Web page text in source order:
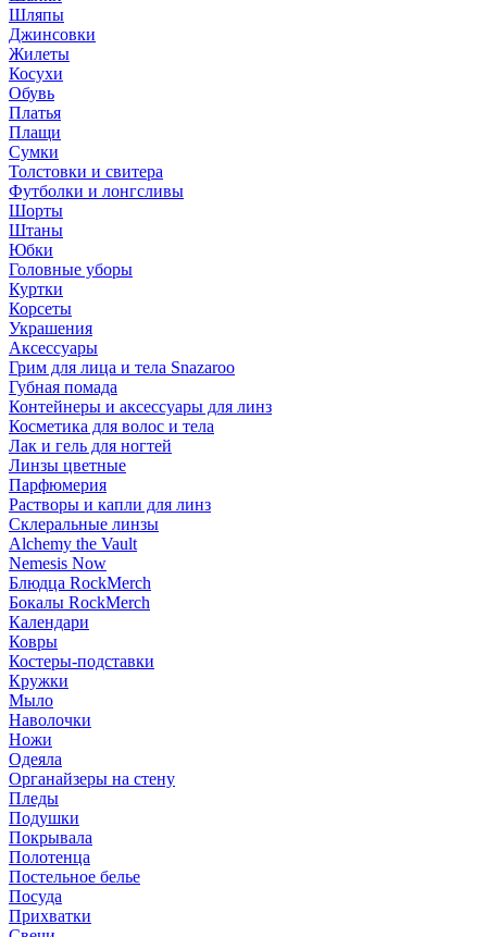
Шляпы
Джинсовки
Жилеты
Косухи
Обувь
Платья
Плащи
Сумки
Толстовки и свитера
Футболки и лонгсливы
Шорты
Штаны
Юбки
Головные уборы
Куртки
Корсеты
Украшения
Аксессуары
Грим для лица и тела Snazaroo
Губная помада
Контейнеры и аксессуары для линз
Косметика для волос и тела
Лак и гель для ногтей
Линзы цветные
Парфюмерия
Растворы и капли для линз
Склеральные линзы
Alchemy the Vault
Nemesis Now
Блюдца RockMerch
Бокалы RockMerch
Календари
Ковры
Костеры-подставки
Кружки
Мыло
Наволочки
Ножи
Одеяла
Органайзеры на стену
Пледы
Подушки
Покрывала
Полотенца
Постельное белье
Посуда
Прихватки